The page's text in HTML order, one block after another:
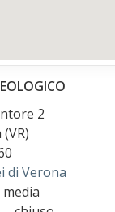
2
(VR)
di Verona